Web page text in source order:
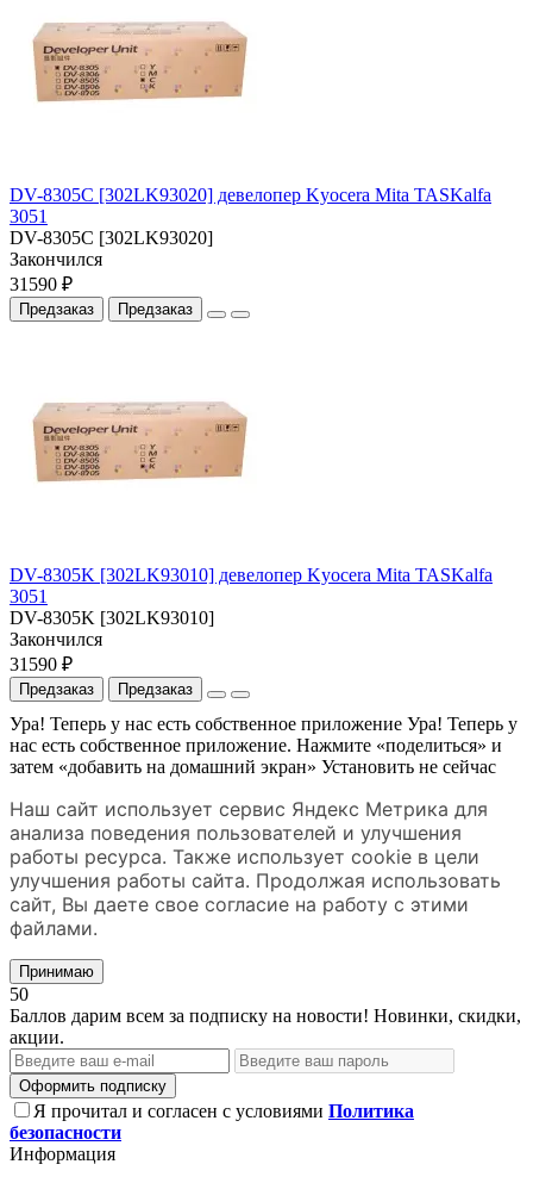
DV-8305C [302LK93020] девелопер Kyocera Mita TASKalfa
3051
DV-8305C [302LK93020]
Закончился
31590 ₽
Предзаказ Предзаказ
DV-8305K [302LK93010] девелопер Kyocera Mita TASKalfa
3051
DV-8305K [302LK93010]
Закончился
31590 ₽
Предзаказ Предзаказ
Ура! Теперь у нас есть собственное приложение Ура! Теперь у
нас есть собственное приложение. Нажмите «поделиться» и
затем «добавить на домашний экран» Установить не сейчас
Наш сайт использует сервис Яндекс Метрика для
анализа поведения пользователей и улучшения
работы ресурса. Также использует cookie в цели
улучшения работы сайта. Продолжая использовать
сайт, Вы даете свое согласие на работу с этими
файлами.
Принимаю
50
Баллов дарим всем за подписку на новости! Новинки, скидки,
акции.
Оформить подписку
Я прочитал и согласен с условиями Политика
безопасности
Информация